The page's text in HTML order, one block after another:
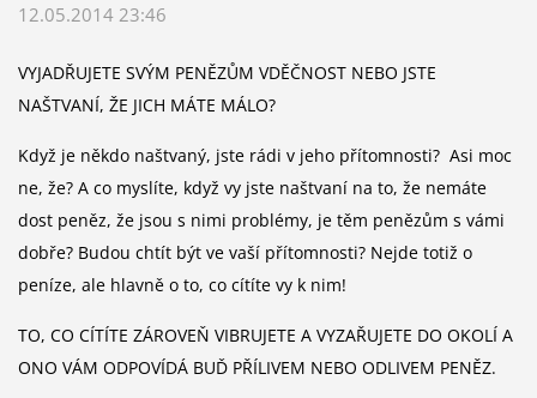
12.05.2014 23:46
VYJADŘUJETE SVÝM PENĚZŮM VDĚČNOST NEBO JSTE
NAŠTVANÍ, ŽE JICH MÁTE MÁLO?
Když je někdo naštvaný, jste rádi v jeho přítomnosti? Asi moc
ne, že? A co myslíte, když vy jste naštvaní na to, že nemáte
dost peněz, že jsou s nimi problémy, je těm penězům s vámi
dobře? Budou chtít být ve vaší přítomnosti? Nejde totiž o
peníze, ale hlavně o to, co cítíte vy k nim!
TO, CO CÍTÍTE ZÁROVEŇ VIBRUJETE A VYZAŘUJETE DO OKOLÍ A
ONO VÁM ODPOVÍDÁ BUĎ PŘÍLIVEM NEBO ODLIVEM PENĚZ.